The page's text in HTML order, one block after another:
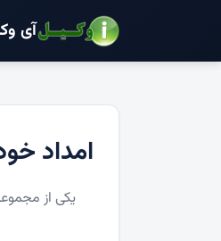
آی
امداد
یکی از